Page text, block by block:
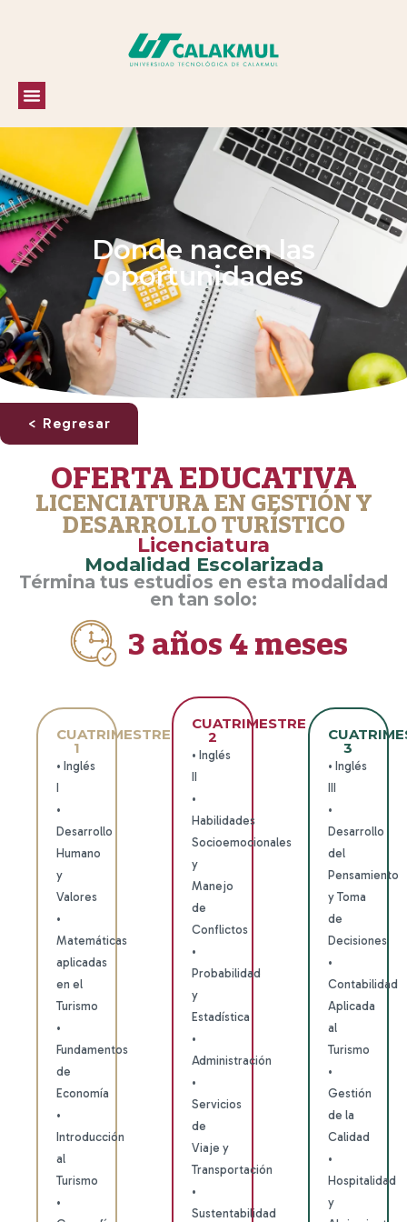
Donde nacen las
oportunidades
< Regresar
OFERTA EDUCATIVA
LICENCIATURA EN GESTIÓN Y
DESARROLLO TURÍSTICO
Licenciatura
Modalidad Escolarizada
Términa tus estudios en esta modalidad
en tan solo:
3 años 4 meses
CUATRIMESTRE
1
• Inglés
I
•
Desarrollo
Humano
y
Valores
•
Matemáticas
aplicadas
en el
Turismo
•
Fundamentos
de
Economía
•
Introducción
al
Turismo
•
CUATRIMESTRE
2
• Inglés
II
•
Habilidades
Socioemocionales
y
Manejo
de
Conflictos
•
Probabilidad
y
Estadística
•
Administración
•
Servicios
de
Viaje y
Transportación
•
Sustentabilidad
3
• Inglés
III
•
Desarrollo
del
Pensamiento
y Toma
de
Decisiones
•
Contabilidad
Aplicada
al
Turismo
•
Gestión
de la
Calidad
•
Hospitalidad
y